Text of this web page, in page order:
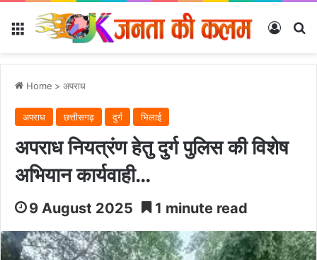
Menu Log In
Home > अपराध
अपराध छत्तीसगढ़ दुर्ग भिलाई
अपराध नियत्रंण हेतु दुर्ग पुलिस की विशेष
अभियान कार्यवाही…
9 August 2025 1 minute read